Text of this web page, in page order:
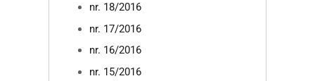
nr. 18/2016
nr. 17/2016
nr. 16/2016
nr. 15/2016